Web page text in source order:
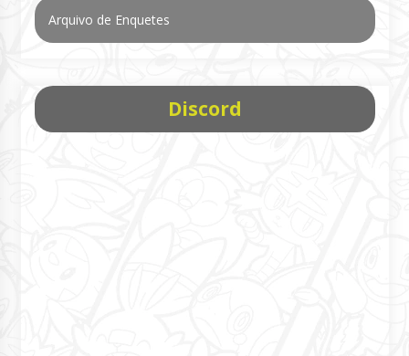
Arquivo de Enquetes
Discord